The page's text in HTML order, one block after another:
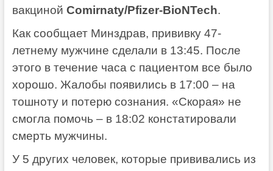
вакциной Comirnaty/Pfizer-BioNTech.
Как сообщает Минздрав, прививку 47-
летнему мужчине сделали в 13:45. После
этого в течение часа с пациентом все было
хорошо. Жалобы появились в 17:00 – на
тошноту и потерю сознания. «Скорая» не
смогла помочь – в 18:02 констатировали
смерть мужчины.
У 5 других человек, которые прививались из